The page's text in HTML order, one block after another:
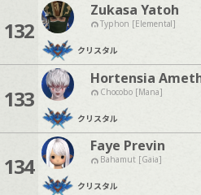
132
Zukasa Yatoh
Typhon [Elemental]
クリスタル
133
Hortensia
Chocobo [Mana]
クリスタル
134
Faye Previn
Bahamut [Gaia]
クリスタル